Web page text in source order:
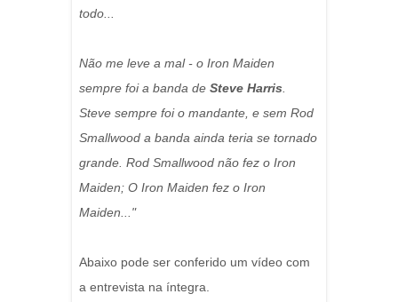
todo...
Não me leve a mal - o Iron Maiden
sempre foi a banda de Steve Harris
Steve sempre foi o mandante, e sem Rod
Smallwood a banda ainda teria se tornado
grande. Rod Smallwood não fez o Iron
Maiden; O Iron Maiden fez o Iron
Maiden..."
Abaixo pode ser conferido um vídeo com
a entrevista na íntegra.